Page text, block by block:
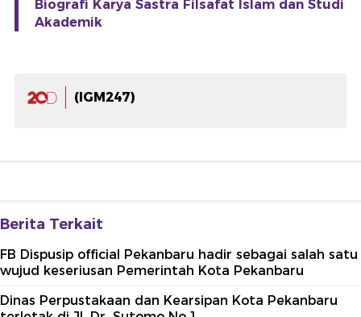
Biografi Karya Sastra Filsafat Islam dan Studi
Akademik
(IGM247)
Berita Terkait
FB Dispusip official Pekanbaru hadir sebagai salah satu
wujud keseriusan Pemerintah Kota Pekanbaru
Dinas Perpustakaan dan Kearsipan Kota Pekanbaru